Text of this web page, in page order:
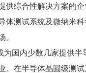
供综合性解决方案的
体测试系统及微纳米
。
国内少数几家提供半
。在半导体晶圆级测